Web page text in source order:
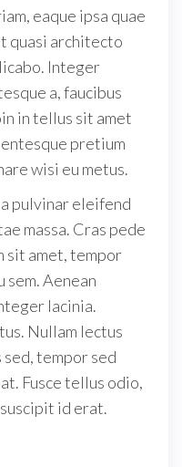
eaque ipsa quae
quasi architecto
Integer
a, faucibus
in tellus sit amet
pretium
wisi eu metus.
pulvinar eleifend
massa. Cras pede
sit amet, tempor
sem. Aenean
lacinia.
Nullam lectus
tempor sed
Fusce tellus odio,
id erat.